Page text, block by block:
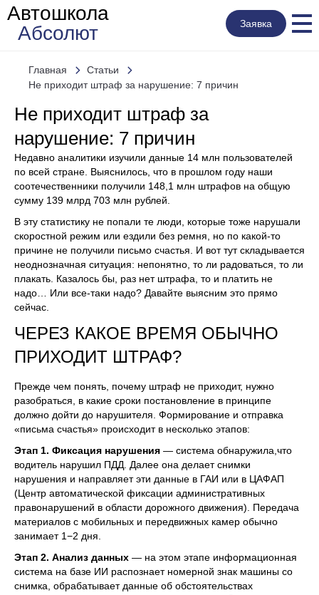
Автошкола
Абсолют
Заявка
Главная
Статьи
Не приходит штраф за нарушение: 7 причин
Не приходит штраф за
нарушение: 7 причин
Недавно аналитики изучили данные 14 млн пользователей
по всей стране. Выяснилось, что в прошлом году наши
соотечественники получили 148,1 млн штрафов на общую
сумму 139 млрд 703 млн рублей.
В эту статистику не попали те люди, которые тоже нарушали
скоростной режим или ездили без ремня, но по какой-то
причине не получили письмо счастья. И вот тут складывается
неоднозначная ситуация: непонятно, то ли радоваться, то ли
плакать. Казалось бы, раз нет штрафа, то и платить не
надо… Или все-таки надо? Давайте выясним это прямо
сейчас.
ЧЕРЕЗ КАКОЕ ВРЕМЯ ОБЫЧНО
ПРИХОДИТ ШТРАФ?
Прежде чем понять, почему штраф не приходит, нужно
разобраться, в какие сроки постановление в принципе
должно дойти до нарушителя. Формирование и отправка
«письма счастья» происходит в несколько этапов:
Этап 1. Фиксация нарушения — система обнаружила,что
водитель нарушил ПДД. Далее она делает снимки
нарушения и направляет эти данные в ГАИ или в ЦАФАП
(Центр автоматической фиксации административных
правонарушений в области дорожного движения). Передача
материалов с мобильных и передвижных камер обычно
занимает 1−2 дня.
Этап 2. Анализ данных — на этом этапе информационная
система на базе ИИ распознает номерной знак машины со
снимка, обрабатывает данные об обстоятельствах